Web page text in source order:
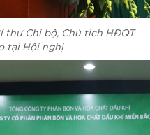
thư Chi bộ, Chủ tịch HĐQT
tại Hội nghị